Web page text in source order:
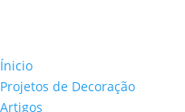
Ínicio
Projetos de Decoração
Artigos